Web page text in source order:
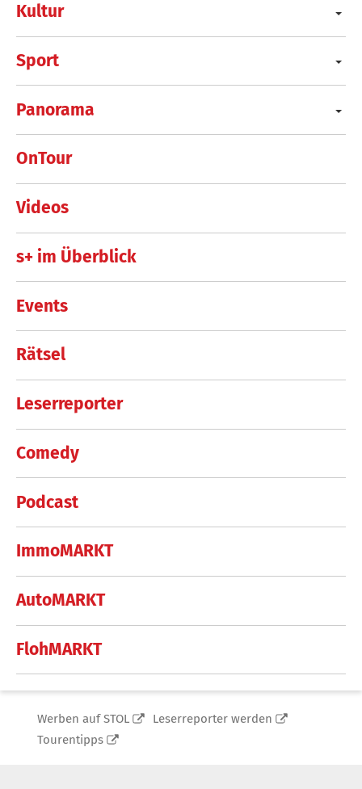
Kultur
Sport
Panorama
OnTour
Videos
s+ im Überblick
Events
Rätsel
Leserreporter
Comedy
Podcast
ImmoMARKT
AutoMARKT
FlohMARKT
Werben auf STOL
Leserreporter werden
Tourentipps